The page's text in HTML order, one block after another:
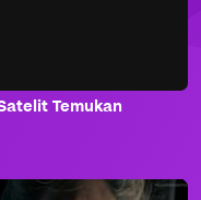
Temukan